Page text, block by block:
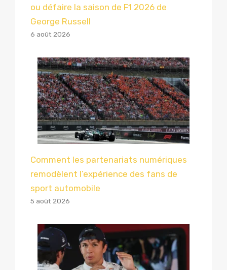
ou défaire la saison de F1 2026 de
George Russell
6 août 2026
Comment les partenariats numériques
remodèlent l’expérience des fans de
sport automobile
5 août 2026